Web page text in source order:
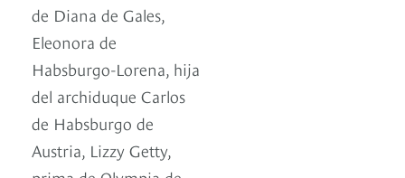
de Diana de Gales,
Eleonora de
Habsburgo-Lorena, hija
del archiduque Carlos
de Habsburgo de
Austria, Lizzy Getty,